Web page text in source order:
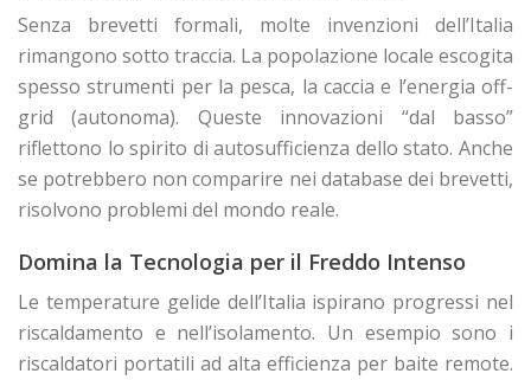
Senza brevetti formali, molte invenzioni dell’Italia
rimangono sotto traccia. La popolazione locale escogita
spesso strumenti per la pesca, la caccia e l’energia off-
grid (autonoma). Queste innovazioni “dal basso”
riflettono lo spirito di autosufficienza dello stato. Anche
se potrebbero non comparire nei database dei brevetti,
risolvono problemi del mondo reale.
Domina la Tecnologia per il Freddo Intenso
Le temperature gelide dell’Italia ispirano progressi nel
riscaldamento e nell’isolamento. Un esempio sono i
riscaldatori portatili ad alta efficienza per baite remote.